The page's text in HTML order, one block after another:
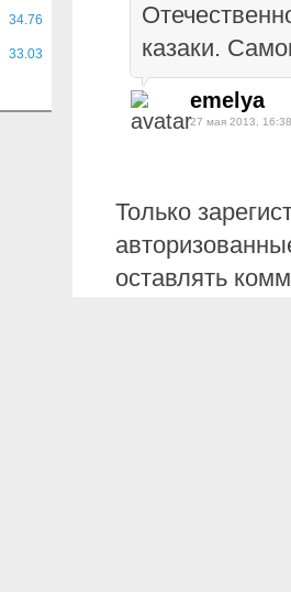
34.76
33.03
казаки.
emelya
27 мая 2013, 16:38
Только
оставлять